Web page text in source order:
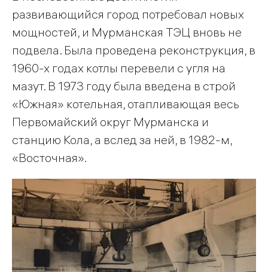
развивающийся город потребовал новых
мощностей, и Мурманская ТЭЦ вновь не
подвела. Была проведена реконструкция, в
1960-х годах котлы перевели с угля на
мазут. В 1973 году была введена в строй
«Южная» котельная, отапливающая весь
Первомайский округ Мурманска и
станцию Кола, а вслед за ней, в 1982-м,
«Восточная».